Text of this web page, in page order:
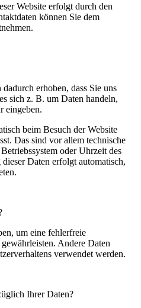
Website erfolgt durch den
können Sie dem
erhoben, dass Sie uns
sich z. B. um Daten handeln,
eingeben.
beim Besuch der Website
Das sind vor allem technische
oder Uhrzeit des
Daten erfolgt automatisch,
um eine fehlerfreie
Andere Daten
verwendet werden.
Ihrer Daten?